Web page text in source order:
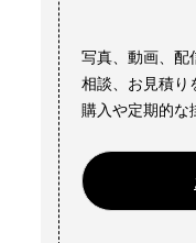
写真、動画、配
相談、お見積り
購入や定期的な